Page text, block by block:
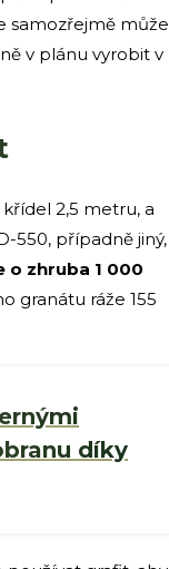
samozřejmě může
v plánu vyrobit v
2,5 metru, a
550, případně jiný,
o zhruba 1 000
granátu ráže 155
díky